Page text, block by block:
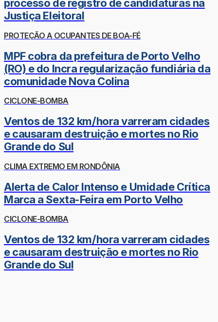
processo de registro de candidaturas na
Justiça Eleitoral
PROTEÇÃO A OCUPANTES DE BOA-FÉ
MPF cobra da prefeitura de Porto Velho
(RO) e do Incra regularização fundiária da
comunidade Nova Colina
CICLONE-BOMBA
Ventos de 132 km/hora varreram cidades
e causaram destruição e mortes no Rio
Grande do Sul
CLIMA EXTREMO EM RONDÔNIA
Alerta de Calor Intenso e Umidade Crítica
Marca a Sexta-Feira em Porto Velho
CICLONE-BOMBA
Ventos de 132 km/hora varreram cidades
e causaram destruição e mortes no Rio
Grande do Sul